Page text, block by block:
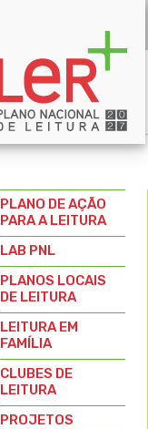
PLANO DE AÇÃO
PARA A LEITURA
LAB PNL
PLANOS LOCAIS
DE LEITURA
LEITURA EM
FAMÍLIA
CLUBES DE
LEITURA
PROJETOS